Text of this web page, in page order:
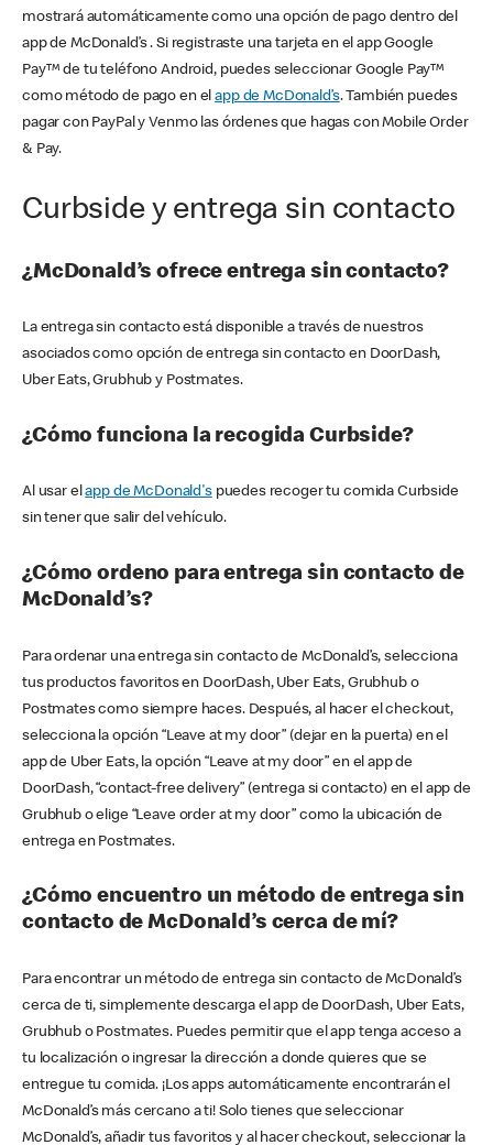
mostrará automáticamente como una opción de pago dentro del
app de McDonald’s . Si registraste una tarjeta en el app Google
Pay™ de tu teléfono Android, puedes seleccionar Google Pay™
como método de pago en elapp de McDonald’s. También puedes
pagar con PayPal y Venmo las órdenes que hagas con Mobile Order
& Pay.
Curbside y entrega sin contacto
¿McDonald’s ofrece entrega sin contacto?
La entrega sin contacto está disponible a través de nuestros
asociados como opción de entrega sin contacto en DoorDash,
Uber Eats, Grubhub y Postmates.
¿Cómo funciona la recogida Curbside?
Al usar elapp de McDonald'spuedes recoger tu comida Curbside
sin tener que salir del vehículo.
¿Cómo ordeno para entrega sin contacto de
McDonald’s?
Para ordenar una entrega sin contacto de McDonald’s, selecciona
tus productos favoritos en DoorDash, Uber Eats, Grubhub o
Postmates como siempre haces. Después, al hacer el checkout,
selecciona la opción “Leave at my door” (dejar en la puerta) en el
app de Uber Eats, la opción “Leave at my door” en el app de
DoorDash, “contact-free delivery” (entrega si contacto) en el app de
Grubhub o elige “Leave order at my door” como la ubicación de
entrega en Postmates.
¿Cómo encuentro un método de entrega sin
contacto de McDonald’s cerca de mí?
Para encontrar un método de entrega sin contacto de McDonald’s
cerca de ti, simplemente descarga el app de DoorDash, Uber Eats,
Grubhub o Postmates. Puedes permitir que el app tenga acceso a
tu localización o ingresar la dirección a donde quieres que se
entregue tu comida. ¡Los apps automáticamente encontrarán el
McDonald’s más cercano a ti! Solo tienes que seleccionar
McDonald’s, añadir tus favoritos y al hacer checkout, seleccionar la